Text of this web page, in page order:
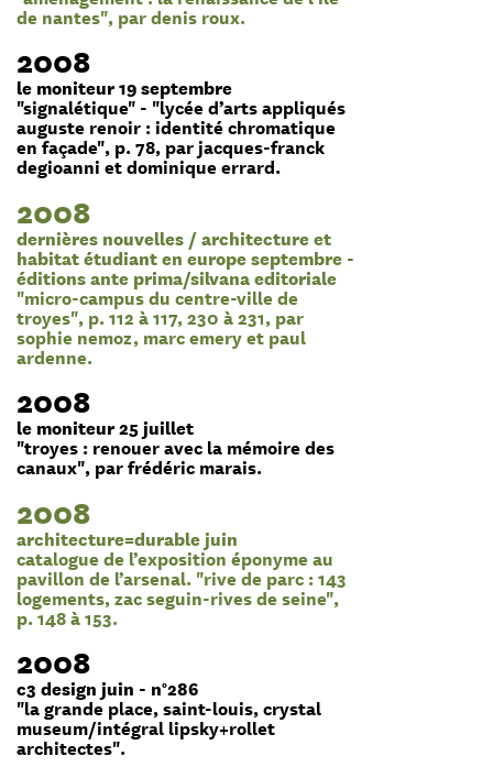
de nantes", par denis roux.
2008
le moniteur 19 septembre
"signalétique" - "lycée d’arts appliqués
auguste renoir : identité chromatique
en façade", p. 78, par jacques-franck
degioanni et dominique errard.
2008
dernières nouvelles / architecture et
habitat étudiant en europe septembre -
éditions ante prima/silvana editoriale
"micro-campus du centre-ville de
troyes", p. 112 à 117, 230 à 231, par
sophie nemoz, marc emery et paul
ardenne.
2008
le moniteur 25 juillet
"troyes : renouer avec la mémoire des
canaux", par frédéric marais.
2008
architecture=durable juin
catalogue de l’exposition éponyme au
pavillon de l’arsenal. "rive de parc : 143
logements, zac seguin-rives de seine",
p. 148 à 153.
2008
c3 design juin - n°286
"la grande place, saint-louis, crystal
museum/intégral lipsky+rollet
architectes".